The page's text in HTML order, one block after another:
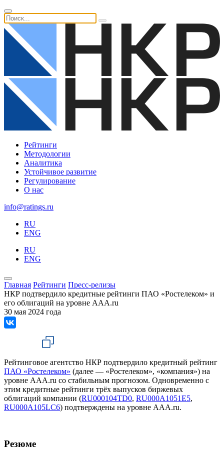
Рейтинги
Методологии
Аналитика
Устойчивое развитие
Регулирование
О нас
info@ratings.ru
RU
ENG
RU
ENG
Главная Рейтинги Пресс-релизы
НКР подтвердило кредитные рейтинги ПАО «Ростелеком» и
его облигаций на уровне AAA.ru
30 мая 2024 года
Рейтинговое агентство НКР подтвердило кредитный рейтинг
ПАО «Ростелеком» (далее — «Ростелеком», «компания») на
уровне AAA.ru со стабильным прогнозом. Одновременно с
этим кредитные рейтинги трёх выпусков биржевых
облигаций компании (RU000104TD0, RU000A1051E5,
RU000A105LC6) подтверждены на уровне ААA.ru.
Резюме